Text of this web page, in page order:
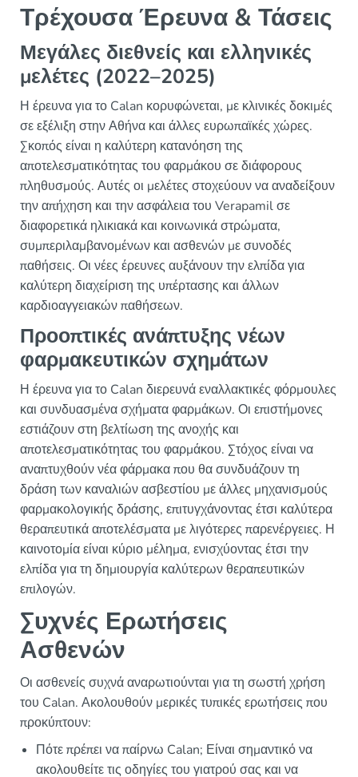
Τρέχουσα Έρευνα & Τάσεις
Μεγάλες διεθνείς και ελληνικές
μελέτες (2022–2025)
Η έρευνα για το Calan κορυφώνεται, με κλινικές δοκιμές
σε εξέλιξη στην Αθήνα και άλλες ευρωπαϊκές χώρες.
Σκοπός είναι η καλύτερη κατανόηση της
αποτελεσματικότητας του φαρμάκου σε διάφορους
πληθυσμούς. Αυτές οι μελέτες στοχεύουν να αναδείξουν
την απήχηση και την ασφάλεια του Verapamil σε
διαφορετικά ηλικιακά και κοινωνικά στρώματα,
συμπεριλαμβανομένων και ασθενών με συνοδές
παθήσεις. Οι νέες έρευνες αυξάνουν την ελπίδα για
καλύτερη διαχείριση της υπέρτασης και άλλων
καρδιοαγγειακών παθήσεων.
Προοπτικές ανάπτυξης νέων
φαρμακευτικών σχημάτων
Η έρευνα για το Calan διερευνά εναλλακτικές φόρμουλες
και συνδυασμένα σχήματα φαρμάκων. Οι επιστήμονες
εστιάζουν στη βελτίωση της ανοχής και
αποτελεσματικότητας του φαρμάκου. Στόχος είναι να
αναπτυχθούν νέα φάρμακα που θα συνδυάζουν τη
δράση των καναλιών ασβεστίου με άλλες μηχανισμούς
φαρμακολογικής δράσης, επιτυγχάνοντας έτσι καλύτερα
θεραπευτικά αποτελέσματα με λιγότερες παρενέργειες. Η
καινοτομία είναι κύριο μέλημα, ενισχύοντας έτσι την
ελπίδα για τη δημιουργία καλύτερων θεραπευτικών
επιλογών.
Συχνές Ερωτήσεις
Ασθενών
Οι ασθενείς συχνά αναρωτιούνται για τη σωστή χρήση
του Calan. Ακολουθούν μερικές τυπικές ερωτήσεις που
προκύπτουν:
Πότε πρέπει να παίρνω Calan; Είναι σημαντικό να
ακολουθείτε τις οδηγίες του γιατρού σας και να